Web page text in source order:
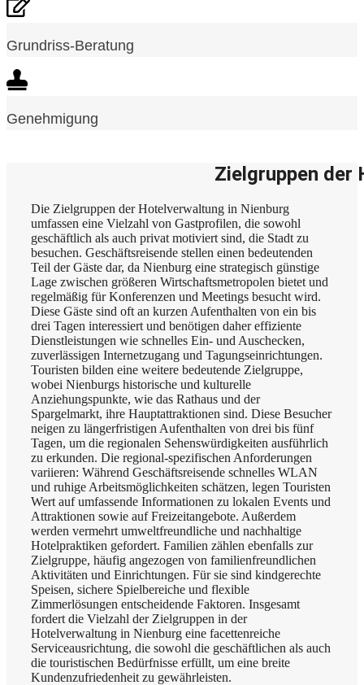
Grundriss-Beratung
Genehmigung
Zielgruppen der
Die Zielgruppen der Hotelverwaltung in Nienburg
umfassen eine Vielzahl von Gastprofilen, die sowohl
geschäftlich als auch privat motiviert sind, die Stadt zu
besuchen. Geschäftsreisende stellen einen bedeutenden
Teil der Gäste dar, da Nienburg eine strategisch günstige
Lage zwischen größeren Wirtschaftsmetropolen bietet und
regelmäßig für Konferenzen und Meetings besucht wird.
Diese Gäste sind oft an kurzen Aufenthalten von ein bis
drei Tagen interessiert und benötigen daher effiziente
Dienstleistungen wie schnelles Ein- und Auschecken,
zuverlässigen Internetzugang und Tagungseinrichtungen.
Touristen bilden eine weitere bedeutende Zielgruppe,
wobei Nienburgs historische und kulturelle
Anziehungspunkte, wie das Rathaus und der
Spargelmarkt, ihre Hauptattraktionen sind. Diese Besucher
neigen zu längerfristigen Aufenthalten von drei bis fünf
Tagen, um die regionalen Sehenswürdigkeiten ausführlich
zu erkunden. Die regional-spezifischen Anforderungen
variieren: Während Geschäftsreisende schnelles WLAN
und ruhige Arbeitsmöglichkeiten schätzen, legen Touristen
Wert auf umfassende Informationen zu lokalen Events und
Attraktionen sowie auf Freizeitangebote. Außerdem
werden vermehrt umweltfreundliche und nachhaltige
Hotelpraktiken gefordert. Familien zählen ebenfalls zur
Zielgruppe, häufig angezogen von familienfreundlichen
Aktivitäten und Einrichtungen. Für sie sind kindgerechte
Speisen, sichere Spielbereiche und flexible
Zimmerlösungen entscheidende Faktoren. Insgesamt
fordert die Vielzahl der Zielgruppen in der
Hotelverwaltung in Nienburg eine facettenreiche
Serviceausrichtung, die sowohl die geschäftlichen als auch
die touristischen Bedürfnisse erfüllt, um eine breite
Kundenzufriedenheit zu gewährleisten.